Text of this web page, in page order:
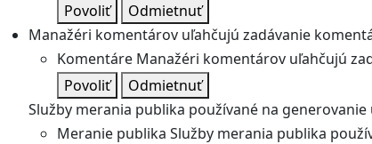
Povoliť
Odmietnuť
Manažéri komentárov uľahčujú zadávanie
Komentáre Manažéri komentárov uľahčujú
Povoliť
Odmietnuť
Služby merania publika používané na
Meranie publika Služby merania publika